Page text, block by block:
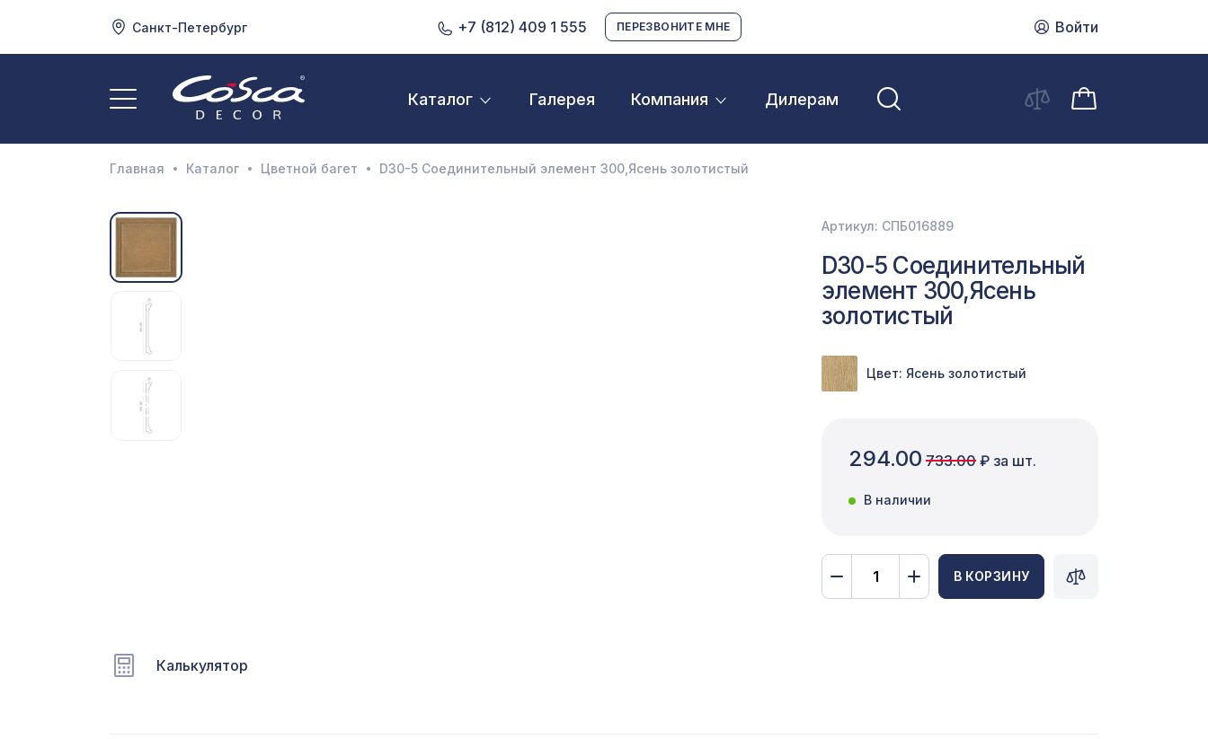
Санкт-Петербург +7 (812) 409 1 555 ПЕРЕЗВОНИТЕ МНЕ Войти
Каталог Галерея Компания Дилерам
3D орнамент
Акустические панели
Декоративные балки и брус
Главная Каталог Цветной багет D30-5 Соединительный элемент 300,Ясень золотистый
Калькулятор
Артикул: СПБ016889
D30-5 Соединительный
элемент 300,Ясень
золотистый
Цвет: Ясень золотистый
294.00 733.00 ₽ за шт.
В наличии
В КОРЗИНУ